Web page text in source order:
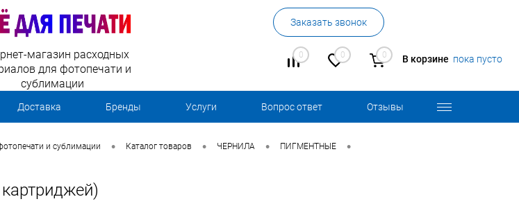
Заказать звонок
0 0 0 В корзине пока пусто
магазин расходных
для фотопечати и
сублимации
Доставка Бренды Услуги Вопрос ответ Отзывы
и сублимации • Каталог товаров • ЧЕРНИЛА • ПИГМЕНТНЫЕ •